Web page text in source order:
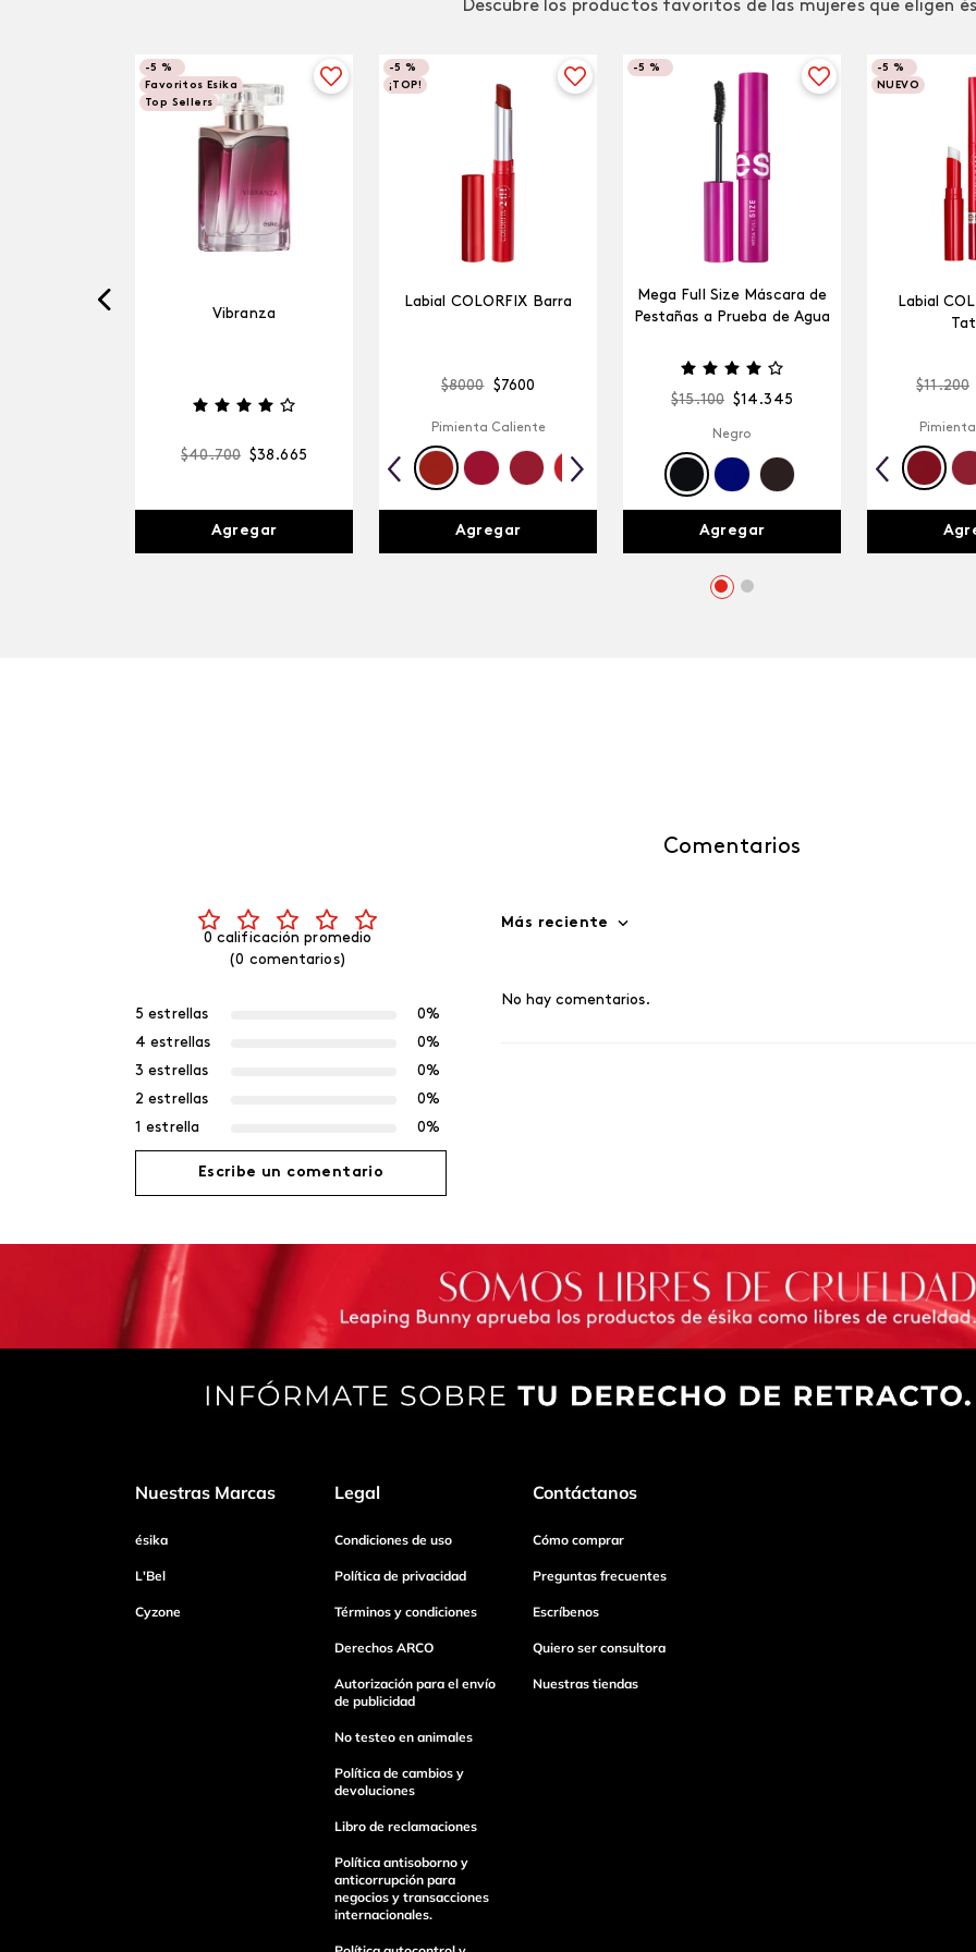
Descubre los productos favoritos de las mujeres que eligen
-5 %
Favoritos Esika
Top Sellers
Vibranza
$40.700 $38 .665
Agregar
-5 %
¡TOP!
Labial COLORFIX Barra
$8000 $7600
Pimienta Caliente
Agregar
-5 %
Mega Full Size Máscara de
Pestañas a Prueba de Agua
$15.100 $14 .345
Negro
Agregar
-5 %
NUEVO
Labial
$11.200
Comentarios
0 calificación promedio
(0 comentarios)
5 estrellas
0%
4 estrellas
0%
3 estrellas
0%
2 estrellas
0%
1 estrella
0%
Escribe un comentario
Agregar comentario
Título
Escribe un comentario
Enviar Comentario
Más reciente
No hay comentarios.
Nuestras Marcas
ésika
L'Bel
Cyzone
Legal
Condiciones de uso
Política de privacidad
Términos y condiciones
Derechos ARCO
Autorización para el envío
de publicidad
No testeo en animales
Política de cambios y
devoluciones
Libro de reclamaciones
Política antisoborno y
anticorrupción para
negocios y transacciones
internacionales.
Contáctanos
Cómo comprar
Preguntas frecuentes
Escríbenos
Quiero ser consultora
Nuestras tiendas